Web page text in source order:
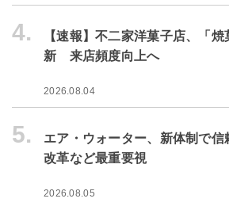
4.
【速報】不二家洋菓子店、「
新 来店頻度向上へ
2026.08.04
5.
エア・ウォーター、新体制で
改革など最重要視
2026.08.05